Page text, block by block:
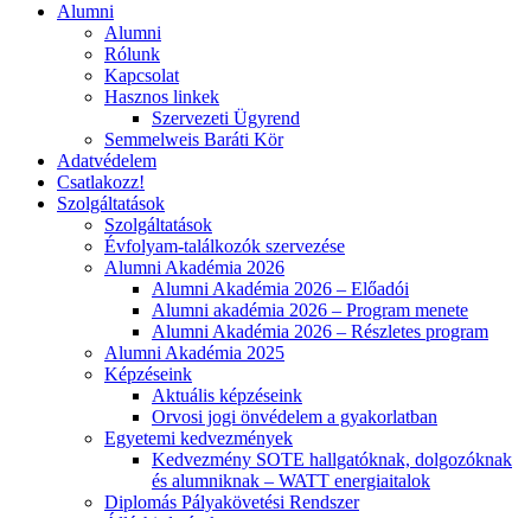
Alumni
Alumni
Rólunk
Kapcsolat
Hasznos linkek
Szervezeti Ügyrend
Semmelweis Baráti Kör
Adatvédelem
Csatlakozz!
Szolgáltatások
Szolgáltatások
Évfolyam-találkozók szervezése
Alumni Akadémia 2026
Alumni Akadémia 2026 – Előadói
Alumni akadémia 2026 – Program menete
Alumni Akadémia 2026 – Részletes program
Alumni Akadémia 2025
Képzéseink
Aktuális képzéseink
Orvosi jogi önvédelem a gyakorlatban
Egyetemi kedvezmények
Kedvezmény SOTE hallgatóknak, dolgozóknak
és alumniknak – WATT energiaitalok
Diplomás Pályakövetési Rendszer